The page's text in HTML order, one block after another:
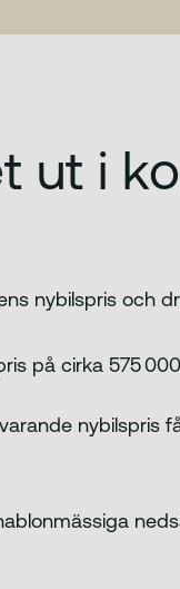
ut i
nybilspris och
på cirka 575
nybilspris